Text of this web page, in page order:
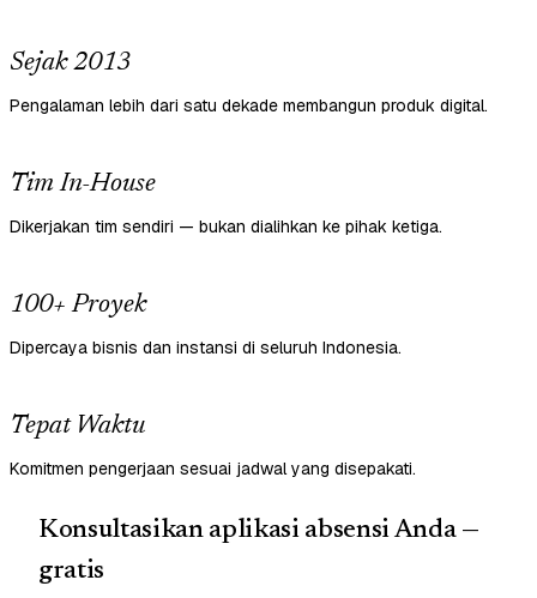
Sejak 2013
Pengalaman lebih dari satu dekade membangun produk digital.
Tim In-House
Dikerjakan tim sendiri — bukan dialihkan ke pihak ketiga.
100+ Proyek
Dipercaya bisnis dan instansi di seluruh Indonesia.
Tepat Waktu
Komitmen pengerjaan sesuai jadwal yang disepakati.
Konsultasikan aplikasi absensi Anda —
gratis